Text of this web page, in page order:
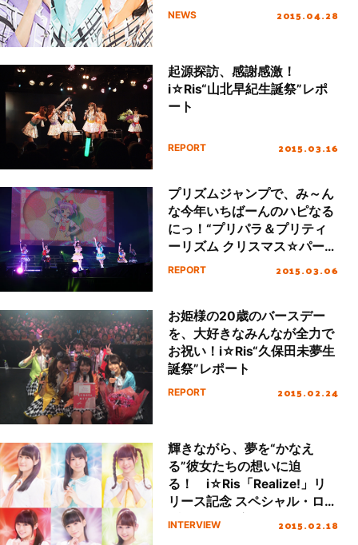
NEWS 2015.04.28
起源探訪、感謝感激！
i☆Ris“山北早紀生誕祭”レポ
ート
REPORT 2015.03.16
プリズムジャンプで、み～ん
な今年いちばーんのハピなる
にっ！“プリパラ＆プリティ
ーリズム クリスマス☆パーテ
ィー”レポート！
REPORT 2015.03.06
お姫様の20歳のバースデー
を、大好きなみんなが全力で
お祝い！i☆Ris“久保田未夢生
誕祭”レポート
REPORT 2015.02.24
輝きながら、夢を“かなえ
る”彼女たちの想いに迫
る！ i☆Ris「Realize!」リ
リース記念 スペシャル・ロン
グ・インタビュー！
INTERVIEW 2015.02.18